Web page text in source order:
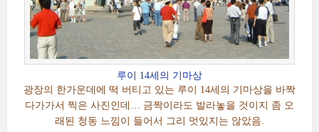
루이 14세의 기마상
광장의 한가운데에 떡 버티고 있는 루이 14세의 기마상을 바짝
다가가서 찍은 사진인데… 금짝이라도 발라놓을 것이지 좀 오
래된 청동 느낌이 들어서 그리 멋있지는 않았음.